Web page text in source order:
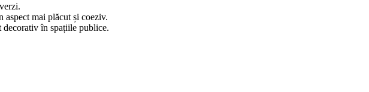
mai plăcut și coeziv.
decorativ în spațiile publice.